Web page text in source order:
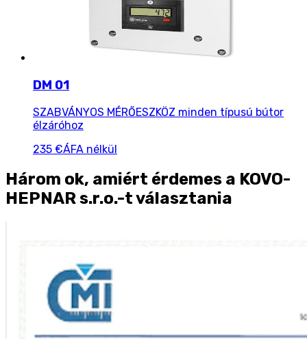
DM 01
SZABVÁNYOS MÉRŐESZKÖZ minden típusú bútor
élzáróhoz
235 €ÁFA nélkül
Három ok, amiért érdemes a KOVO-
HEPNAR s.r.o.-t választania